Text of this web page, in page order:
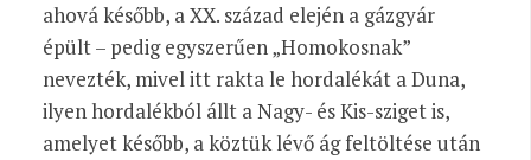
ahová később, a XX. század elején a gázgyár
épült – pedig egyszerűen „Homokosnak”
nevezték, mivel itt rakta le hordalékát a Duna,
ilyen hordalékból állt a Nagy- és Kis-sziget is,
amelyet később, a köztük lévő ág feltöltése után